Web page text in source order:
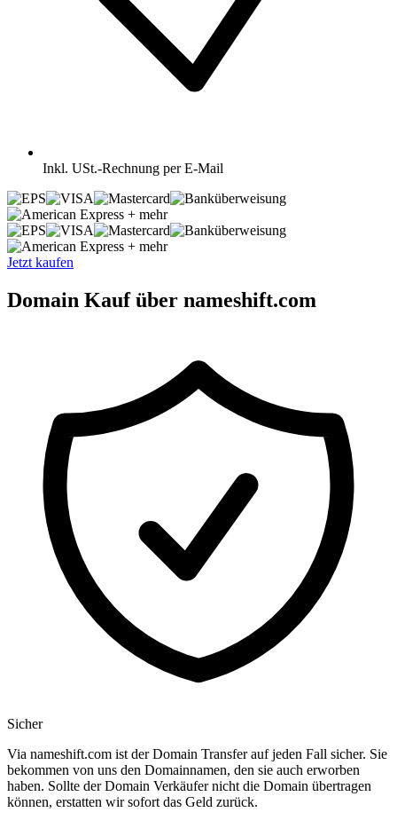
Inkl. USt.-Rechnung per E-Mail
+ mehr
+ mehr
Jetzt kaufen
Domain Kauf über nameshift.com
Sicher
Via nameshift.com ist der Domain Transfer auf jeden Fall sicher. Sie
bekommen von uns den Domainnamen, den sie auch erworben
haben. Sollte der Domain Verkäufer nicht die Domain übertragen
können, erstatten wir sofort das Geld zurück.